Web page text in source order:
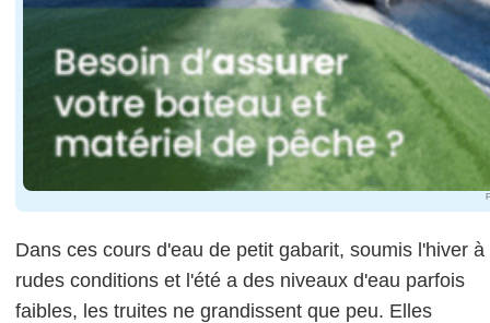
Dans ces cours d'eau de petit gabarit, soumis l'hiver à
rudes conditions et l'été a des niveaux d'eau parfois
faibles, les truites ne grandissent que peu. Elles